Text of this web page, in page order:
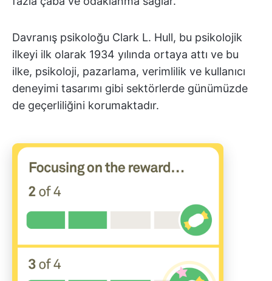
Davranış psikoloğu Clark L. Hull, bu psikolojik
ilkeyi ilk olarak 1934 yılında ortaya attı ve bu
ilke, psikoloji, pazarlama, verimlilik ve kullanıcı
deneyimi tasarımı gibi sektörlerde günümüzde
de geçerliliğini korumaktadır.